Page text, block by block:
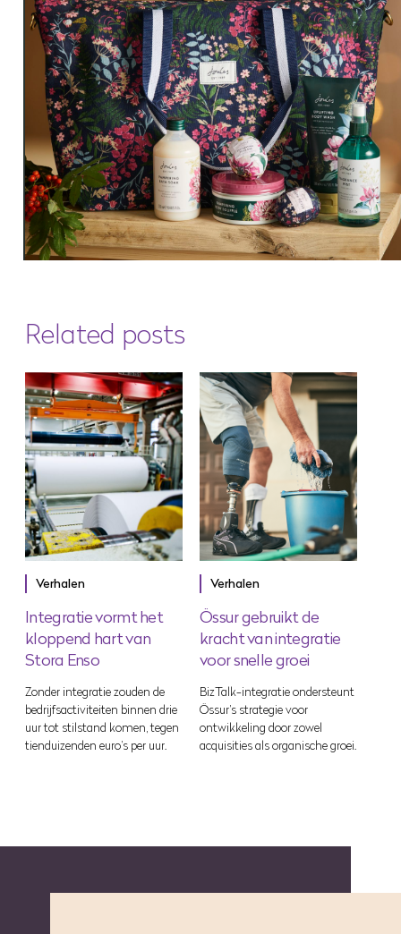
Related posts
Verhalen
Integratie vormt het
kloppend hart van
Stora Enso
Zonder integratie zouden de
bedrijfsactiviteiten binnen drie
uur tot stilstand komen, tegen
tienduizenden euro’s per uur.
Verhalen
Össur gebruikt de
kracht van integratie
voor snelle groei
BizTalk-integratie ondersteunt
Össur’s strategie voor
ontwikkeling door zowel
acquisities als organische groei.